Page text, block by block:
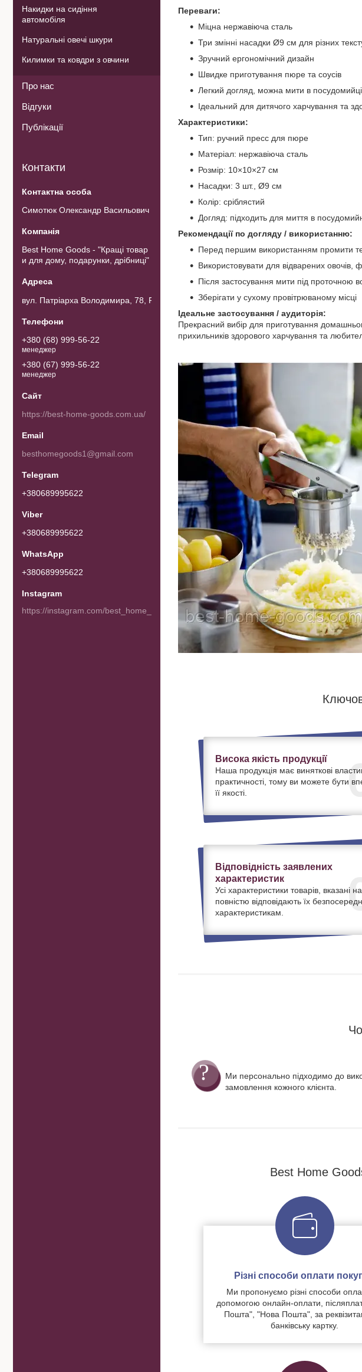
Переваги:
Міцна нержавіюча сталь
Три змінні насадки Ø9 см для різних
Зручний ергономічний дизайн
Швидке приготування пюре та соусів
Легкий догляд, можна мити в посудомийці
Ідеальний для дитячого харчування та
Характеристики:
Тип: ручний пресс для пюре
Матеріал: нержавіюча сталь
Розмір: 10×10×27 см
Насадки: 3 шт., Ø9 см
Колір: сріблястий
Догляд: підходить для миття в
Рекомендації по догляду / використанню:
Перед першим використанням промити
Використовувати для відварених овочів,
Після застосування мити під проточною
Зберігати у сухому провітрюваному місці
Ідеальне застосування / аудиторія:
Прекрасний вибір для приготування
прихильників здорового харчування та
Висока якість продукції
Наша продукція має виняткові
практичності, тому ви можете бути
її якості.
Відповідність заявлених
характеристик
Усі характеристики товарів, вказані на
повністю відповідають їх
характеристикам.
Ми персонально підходимо до
замовлення кожного клієнта.
Best Home
Різні способи оплати
Ми пропонуємо різні способи
допомогою онлайн-оплати,
Пошта", "Нова Пошта", за
банківську картку.
Накидки на сидіння
автомобіля
Натуральні овечі шкури
Килимки та ковдри з овчини
Про нас
Відгуки
Публікації
Контакти
Симотюк Олександр Васильович
Best Home Goods - "Кращі товар
и для дому, подарунки, дрібниці"
вул. Патріарха Володимира, 78, Рожнов, Україна
+380 (68) 999-56-22
менеджер
+380 (67) 999-56-22
менеджер
https://best-home-goods.com.ua/
besthomegoods1@gmail.com
+380689995622
+380689995622
+380689995622
Instagram
https://instagram.com/best_home_goods